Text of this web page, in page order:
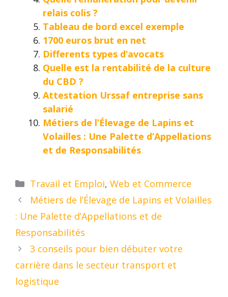
relais colis ?
Tableau de bord excel exemple
1700 euros brut en net
Differents types d’avocats
Quelle est la rentabilité de la culture
du CBD ?
Attestation Urssaf entreprise sans
salarié
Métiers de l’Élevage de Lapins et
Volailles : Une Palette d’Appellations
et de Responsabilités
Catégories
Travail et Emploi, Web et Commerce
Métiers de l’Élevage de Lapins et Volailles
: Une Palette d’Appellations et de
Responsabilités
3 conseils pour bien débuter votre
carrière dans le secteur transport et
logistique